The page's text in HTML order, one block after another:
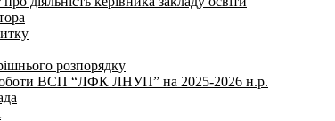
розпорядку
ВСП “ЛФК ЛНУП” на 2025-2026 н.р.